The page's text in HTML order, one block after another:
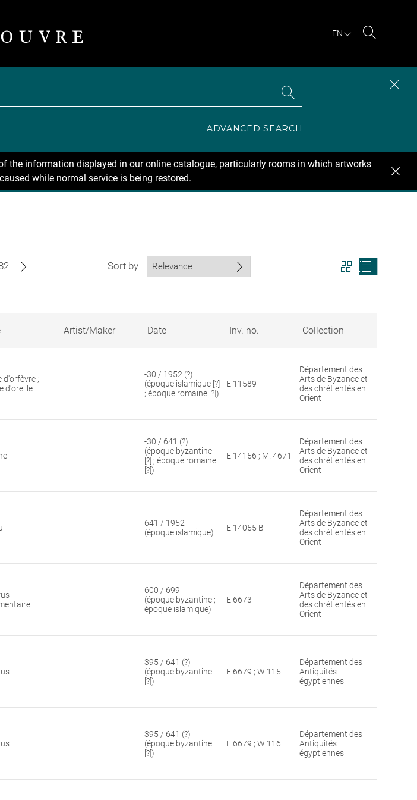
EN
ADVANCED SEARCH
the information displayed in our online catalogue, particularly rooms in which artworks
while normal service is being restored.
Sort by
View
search
View
Artist/Maker Date Inv. no. Collection
d'orfèvre ;
d'oreille
-30 / 1952 (?)
(époque islamique [?]
; époque romaine [?])
E 11589
Département des
Arts de Byzance et
des chrétientés en
Orient
-30 / 641 (?)
(époque byzantine
[?] ; époque romaine
[?])
E 14156 ; M. 4671
Département des
Arts de Byzance et
des chrétientés en
Orient
641 / 1952
(époque islamique)
E 14055 B
Département des
Arts de Byzance et
des chrétientés en
Orient
600 / 699
(époque byzantine ;
époque islamique)
E 6673
Département des
Arts de Byzance et
des chrétientés en
Orient
395 / 641 (?)
(époque byzantine
[?])
E 6679 ; W 115
Département des
Antiquités
égyptiennes
395 / 641 (?)
(époque byzantine
[?])
E 6679 ; W 116
Département des
Antiquités
égyptiennes